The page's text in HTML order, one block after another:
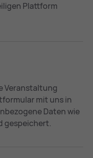
Plattform
Veranstaltung
mit uns in
Daten wie
gespeichert.